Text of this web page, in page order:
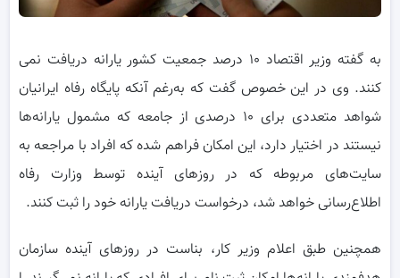
به گفته وزیر اقتصاد ۱۰ درصد جمعیت کشور یارانه دریافت نمی
کنند. وی در این خصوص گفت که به‌رغم آنکه پایگاه رفاه ایرانیان
شواهد متعددی برای ۱۰ درصدی از جامعه که مشمول یارانه‌ها
نیستند در اختیار دارد، این امکان فراهم شده که افراد با مراجعه به
سایت‌های مربوطه که در روزهای آینده توسط وزارت رفاه
اطلاع‌رسانی خواهد شد، درخواست دریافت یارانه خود را ثبت کنند.
همچنین طبق اعلام وزیر کار، بناست در روزهای آینده سازمان